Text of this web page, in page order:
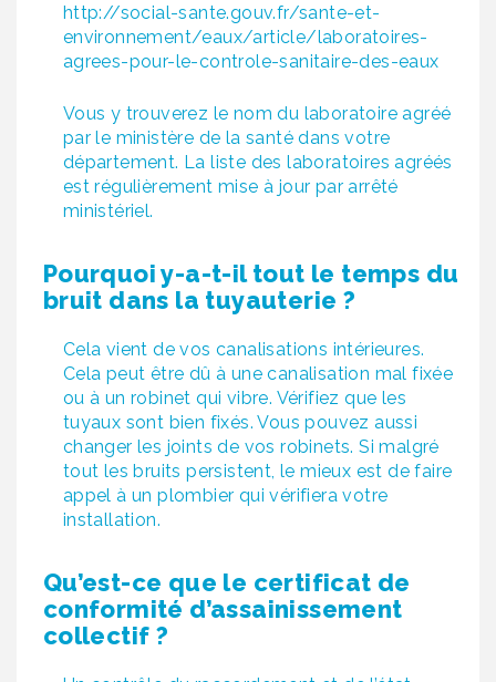
http://social-sante.gouv.fr/sante-et-
environnement/eaux/article/laboratoires-
agrees-pour-le-controle-sanitaire-des-eaux
Vous y trouverez le nom du laboratoire agréé
par le ministère de la santé dans votre
département. La liste des laboratoires agréés
est régulièrement mise à jour par arrêté
ministériel.
Pourquoi y-a-t-il tout le temps du
bruit dans la tuyauterie ?
Cela vient de vos canalisations intérieures.
Cela peut être dû à une canalisation mal fixée
ou à un robinet qui vibre. Vérifiez que les
tuyaux sont bien fixés. Vous pouvez aussi
changer les joints de vos robinets. Si malgré
tout les bruits persistent, le mieux est de faire
appel à un plombier qui vérifiera votre
installation.
Qu’est-ce que le certificat de
conformité d’assainissement
collectif ?